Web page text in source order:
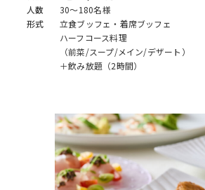
人数
30～180名様
形式
立食ブッフェ・着席ブッフェ
ハーフコース料理
（前菜/スープ/メイン/デザート）
＋飲み放題（2時間）